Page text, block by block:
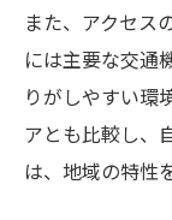
また、アクセス
には主要な交通
りがしやすい環
アとも比較し、
は、地域の特性